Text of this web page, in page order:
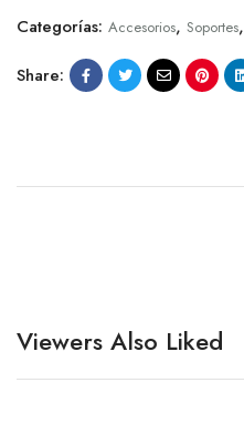
Categorías: Accesorios, Soportes,
Share:
Viewers Also Liked